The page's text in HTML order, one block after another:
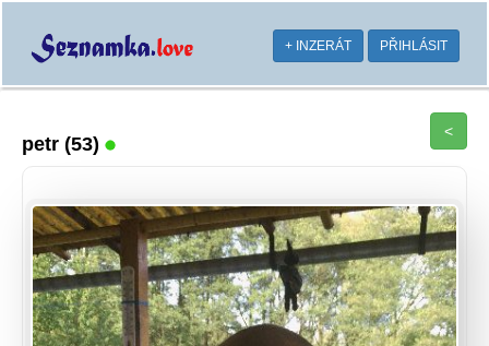
+ INZERÁT PŘIHLÁSIT
petr (53)
<